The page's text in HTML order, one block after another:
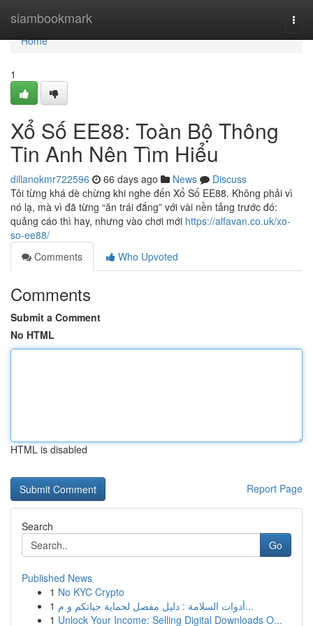
siambookmark
Home
Home
1
Xổ Số EE88: Toàn Bộ Thông
Tin Anh Nên Tìm Hiểu
dillanokmr722596 66 days ago News
Discuss
Tôi từng khá dè chừng khi nghe đến Xổ Số EE88. Không phải vì
nó lạ, mà vì đã từng “ăn trái đắng” với vài nền tảng trước đó:
quảng cáo thì hay, nhưng vào chơi mới https://alfavan.co.uk/xo-
so-ee88/
Comments
Who Upvoted
Comments
Submit a Comment
No HTML
HTML is disabled
Report Page
Search
Go
Published News
1 No KYC Crypto
1
أدوات السلامة : دليل مفصل لحماية حياتكم و م...
1 Unlock Your Income: Selling Digital Downloads O...